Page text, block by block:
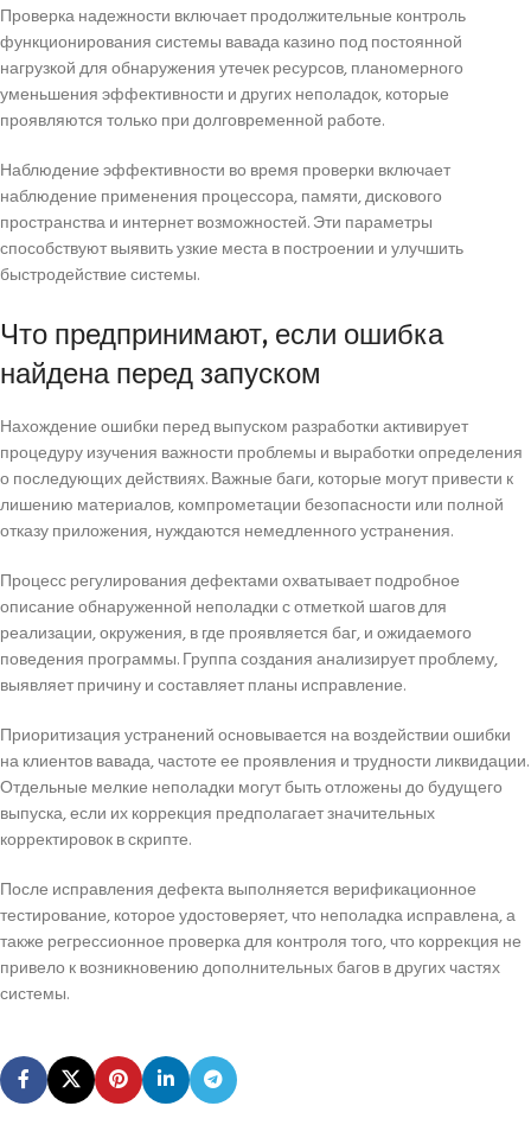
Проверка надежности включает продолжительные контроль
функционирования системы вавада казино под постоянной
нагрузкой для обнаружения утечек ресурсов, планомерного
уменьшения эффективности и других неполадок, которые
проявляются только при долговременной работе.
Наблюдение эффективности во время проверки включает
наблюдение применения процессора, памяти, дискового
пространства и интернет возможностей. Эти параметры
способствуют выявить узкие места в построении и улучшить
быстродействие системы.
Что предпринимают, если ошибка
найдена перед запуском
Нахождение ошибки перед выпуском разработки активирует
процедуру изучения важности проблемы и выработки определения
о последующих действиях. Важные баги, которые могут привести к
лишению материалов, компрометации безопасности или полной
отказу приложения, нуждаются немедленного устранения.
Процесс регулирования дефектами охватывает подробное
описание обнаруженной неполадки с отметкой шагов для
реализации, окружения, в где проявляется баг, и ожидаемого
поведения программы. Группа создания анализирует проблему,
выявляет причину и составляет планы исправление.
Приоритизация устранений основывается на воздействии ошибки
на клиентов вавада, частоте ее проявления и трудности ликвидации.
Отдельные мелкие неполадки могут быть отложены до будущего
выпуска, если их коррекция предполагает значительных
корректировок в скрипте.
После исправления дефекта выполняется верификационное
тестирование, которое удостоверяет, что неполадка исправлена, а
также регрессионное проверка для контроля того, что коррекция не
привело к возникновению дополнительных багов в других частях
системы.